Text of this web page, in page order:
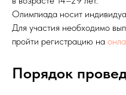
Олимпиада носит
Для участия необходимо
пройти регистрацию на
Порядок